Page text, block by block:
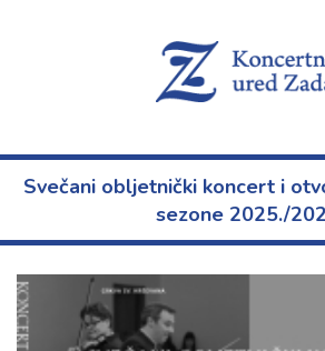
Novo
O nama
Svečani obljetnički koncert i
sezone 2025./